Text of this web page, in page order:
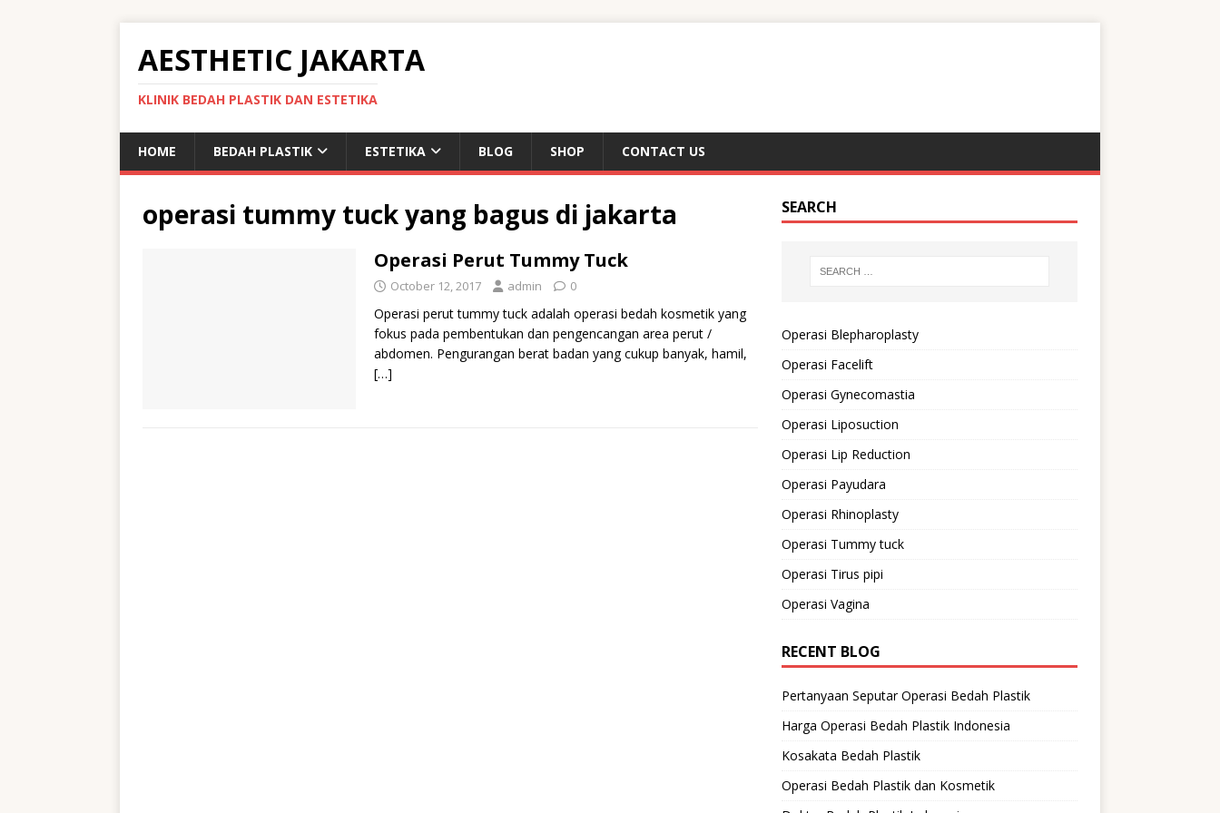
AESTHETIC JAKARTA
KLINIK BEDAH PLASTIK DAN ESTETIKA
HOME BEDAH PLASTIK ESTETIKA BLOG SHOP CONTACT US
operasi tummy tuck yang bagus di jakarta
Operasi Perut Tummy Tuck
October 12, 2017 admin 0
Operasi perut tummy tuck adalah operasi bedah kosmetik yang
fokus pada pembentukan dan pengencangan area perut /
abdomen. Pengurangan berat badan yang cukup banyak, hamil,
[…]
SEARCH
Operasi Blepharoplasty
Operasi Facelift
Operasi Gynecomastia
Operasi Liposuction
Operasi Lip Reduction
Operasi Payudara
Operasi Rhinoplasty
Operasi Tummy tuck
Operasi Tirus pipi
Operasi Vagina
RECENT BLOG
Pertanyaan Seputar Operasi Bedah Plastik
Harga Operasi Bedah Plastik Indonesia
Kosakata Bedah Plastik
Operasi Bedah Plastik dan Kosmetik